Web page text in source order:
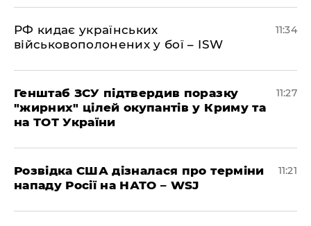
РФ кидає українських
військовополонених у бої – ISW
11:34
Генштаб ЗСУ підтвердив поразку
"жирних" цілей окупантів у Криму та
на ТОТ України
11:27
Розвідка США дізналася про терміни
нападу Росії на НАТО – WSJ
11:21